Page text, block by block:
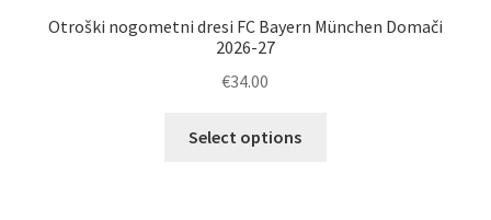
Otroški nogometni dresi FC Bayern München Domači
2026-27
€34.00
Select options